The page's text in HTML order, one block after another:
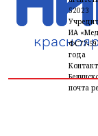
52023
ИА
ФС77-
года
почта